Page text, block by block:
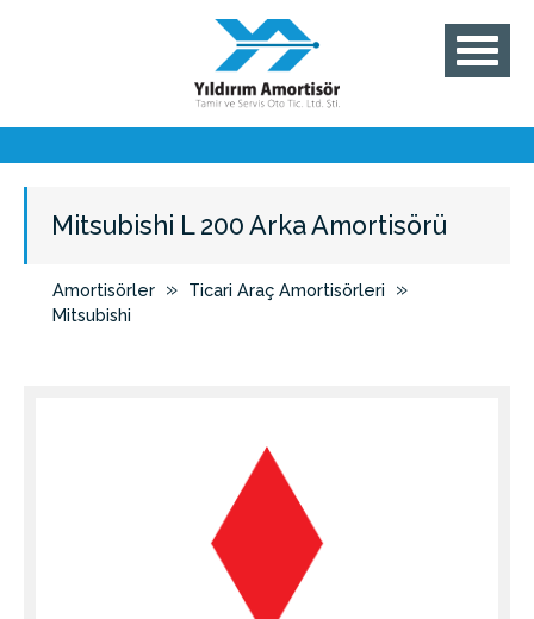
Mitsubishi L 200 Arka Amortisörü
Amortisörler » Ticari Araç Amortisörleri »
Mitsubishi